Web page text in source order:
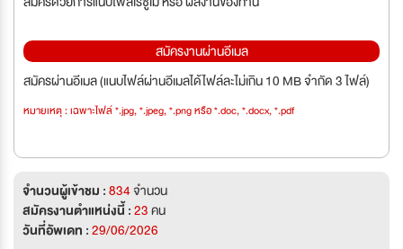
สมัครงานผ่านอีเมล
สมัครผ่านอีเมล (แนบไฟล์ผ่านอีเมลได้ไฟล์ละไม่เกิน 10 MB จำกัด 3 ไฟล์)
หมายเหตุ : เฉพาะไฟล์ *.jpg, *.jpeg, *.png หรือ *.doc, *.docx, *.pdf
จำนวนผู้เข้าชม :834จำนวน
สมัครงานตำแหน่งนี้ :23คน
วันที่อัพเดท :29/06/2026